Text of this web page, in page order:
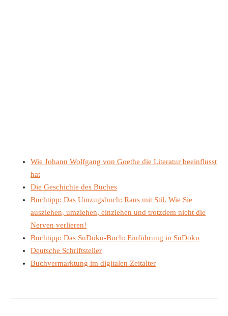
Wie Johann Wolfgang von Goethe die Literatur beeinflusst
hat
Die Geschichte des Buches
Buchtipp: Das Umzugsbuch: Raus mit Stil. Wie Sie
ausziehen, umziehen, einziehen und trotzdem nicht die
Nerven verlieren!
Buchtipp: Das SuDoku-Buch: Einführung in SuDoku
Deutsche Schriftsteller
Buchvermarktung im digitalen Zeitalter